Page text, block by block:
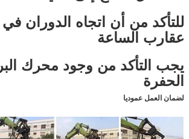
للتأكد من أن اتجاه الدوران في
عقارب الساعة
يجب التأكد من وجود محرك
الحفرة
لضمان العمل عموديا